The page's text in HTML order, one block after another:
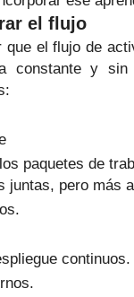
el flujo
el flujo de
constante y
paquetes de
juntas, pero más
continuos.